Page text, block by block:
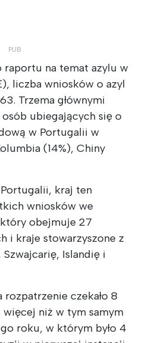
raportu na temat azylu w
liczba wniosków o azyl
Trzema głównymi
ubiegających się o
w Portugalii w
(14%), Chiny
kraj ten
wniosków we
obejmuje 27
i kraje stowarzyszone z
Islandię i
czekało 8
więcej niż w tym samym
roku, w którym było 4